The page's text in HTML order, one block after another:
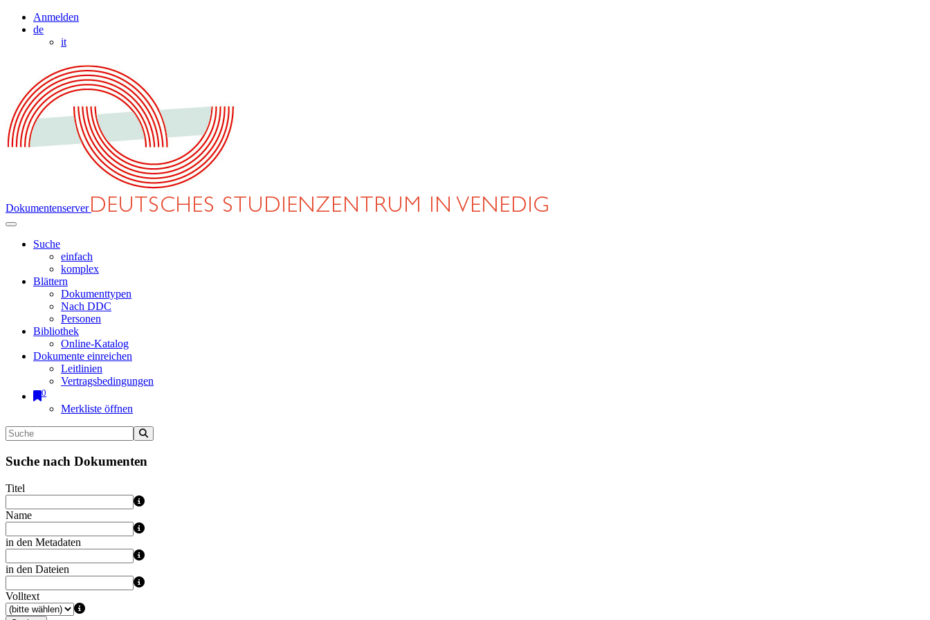
Anmelden
de
it
Dokumentenserver
Suche
einfach
komplex
Blättern
Dokumenttypen
Nach DDC
Personen
Bibliothek
Online-Katalog
Dokumente einreichen
Leitlinien
Vertragsbedingungen
0
Merkliste öffnen
Suche nach Dokumenten
Titel
Name
in den Metadaten
in den Dateien
Volltext